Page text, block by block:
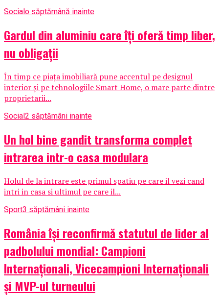
Socialo săptămână inainte
Gardul din aluminiu care îți oferă timp liber,
nu obligații
În timp ce piața imobiliară pune accentul pe designul
interior și pe tehnologiile Smart Home, o mare parte dintre
proprietarii...
Social2 săptămâni inainte
Un hol bine gandit transforma complet
intrarea intr-o casa modulara
Holul de la intrare este primul spatiu pe care il vezi cand
intri in casa si ultimul pe care il...
Sport3 săptămâni inainte
România își reconfirmă statutul de lider al
padbolului mondial: Campioni
Internaționali, Vicecampioni Internaționali
și MVP-ul turneului